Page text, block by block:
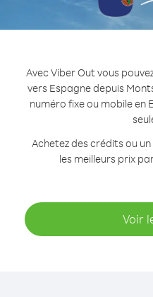
Avec Viber Out vous
vers Espagne depuis
numéro fixe ou mobile en
Achetez des crédits ou
les meilleurs prix
Voir